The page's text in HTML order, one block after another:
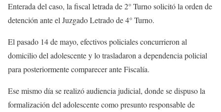
Enterada del caso, la fiscal letrada de 2° Turno solicitó la orden de
detención ante el Juzgado Letrado de 4° Turno.
El pasado 14 de mayo, efectivos policiales concurrieron al
domicilio del adolescente y lo trasladaron a dependencia policial
para posteriormente comparecer ante Fiscalía.
Ese mismo día se realizó audiencia judicial, donde se dispuso la
formalización del adolescente como presunto responsable de